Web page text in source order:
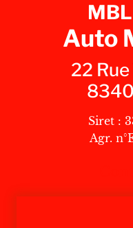
Auto
22
Siret :
Agr.